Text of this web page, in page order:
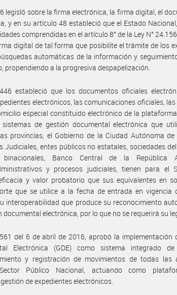
legisló sobre la firma electrónica, la firma digital, el
y en su artículo 48 estableció que el Estado
comprendidas en el artículo 8° de la Ley N°
digital de tal forma que posibilite el trámite de los
automáticas de la información y
propendiendo a la progresiva despapelización.
estableció que los documentos oficiales
electrónicos, las comunicaciones oficiales,
especial constituido electrónico de la
de gestión documental electrónica que
provincias, el Gobierno de la Ciudad Autónoma de
Judiciales, entes públicos no estatales, sociedades
Banco Central de la República
y procesos judiciales, tienen para el
y valor probatorio que sus equivalentes en
que se utilice a la fecha de entrada en vigencia
interoperabilidad que produce su reconocimiento
documental electrónica, por lo que no se requerirá su
del 6 de abril de 2016, aprobó la implementación
Electrónica (GDE) como sistema integrado de
y registración de movimientos de todas las
Público Nacional, actuando como
de expedientes electrónicos.